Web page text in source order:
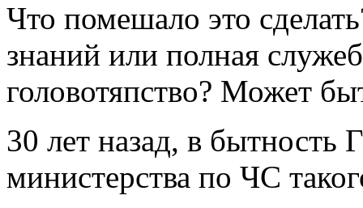
Что помешало это
знаний или полная
головотяпство? Может
30 лет назад, в бытность
министерства по ЧС